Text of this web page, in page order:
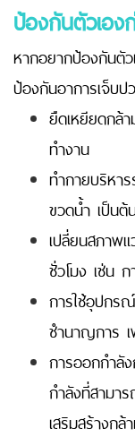
ป้องกันตัวเอ
หากอยากป้องกันตั
ป้องกันอาการเจ็บ
ยืดเหยียดก
ทำงาน
ทำกายบริหา
ขวดน้ำ เป็นต้
เปลี่ยนสภา
ชั่วโมง เช่น
การใช้อุปกร
ชำนาญการ เ
การออกกำลั
กำลังที่สามา
เสริมสร้างก